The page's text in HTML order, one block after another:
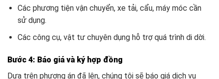
Các phương tiện vận chuyển, xe tải, cẩu, máy móc cần
sử dụng.
Các công cụ, vật tư chuyên dụng hỗ trợ quá trình di dời.
Bước 4: Báo giá và ký hợp đồng
Dựa trên phương án đã lên, chúng tôi sẽ báo giá dịch vụ